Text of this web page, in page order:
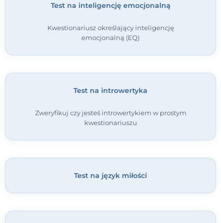
Test na inteligencję emocjonalną
Kwestionariusz określający inteligencję
emocjonalną (EQ)
Test na introwertyka
Zweryfikuj czy jesteś introwertykiem w prostym
kwestionariuszu
Test na język miłości